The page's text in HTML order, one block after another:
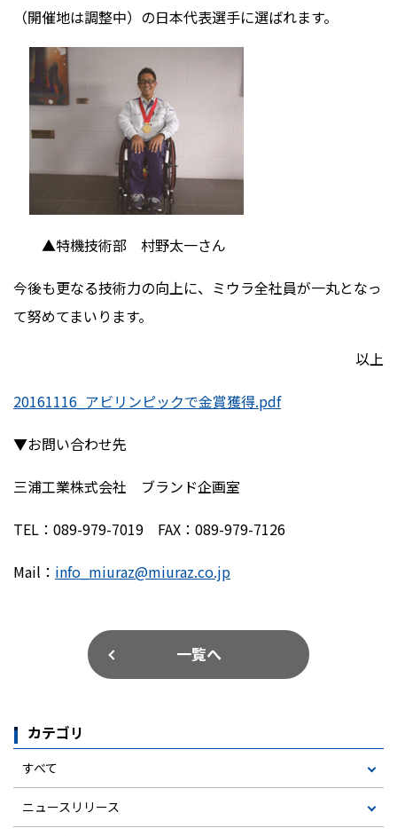
（開催地は調整中）の日本代表選手に選ばれます。
▲特機技術部 村野太一さん
今後も更なる技術力の向上に、ミウラ全社員が一丸となっ
て努めてまいります。
以上
20161116_アビリンピックで金賞獲得.pdf
▼お問い合わせ先
三浦工業株式会社 ブランド企画室
TEL：089-979-7019 FAX：089-979-7126
Mail： info_miuraz@miuraz.co.jp
一覧へ
カテゴリ
すべて
ニュースリリース